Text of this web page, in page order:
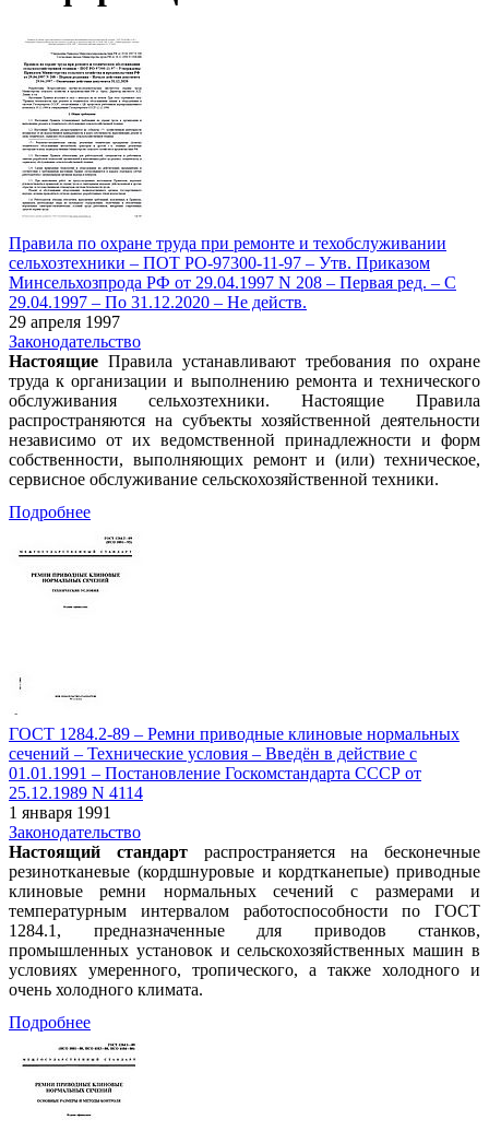
Правила по охране труда при ремонте и техобслуживании
сельхозтехники – ПОТ РО-97300-11-97 – Утв. Приказом
Минсельхозпрода РФ от 29.04.1997 N 208 – Первая ред. – С
29.04.1997 – По 31.12.2020 – Не действ.
29 апреля 1997
Законодательство
Настоящие Правила устанавливают требования по охране
труда к организации и выполнению ремонта и технического
обслуживания сельхозтехники. Настоящие Правила
распространяются на субъекты хозяйственной деятельности
независимо от их ведомственной принадлежности и форм
собственности, выполняющих ремонт и (или) техническое,
сервисное обслуживание сельскохозяйственной техники.
Подробнее
ГОСТ 1284.2-89 – Ремни приводные клиновые нормальных
сечений – Технические условия – Введён в действие c
01.01.1991 – Постановление Госкомстандарта СССР от
25.12.1989 N 4114
1 января 1991
Законодательство
Настоящий стандартраспространяется на бесконечные
резинотканевые (кордшнуровые и кордтканепые) приводные
клиновые ремни нормальных сечений с размерами и
температурным интервалом работоспособности по ГОСТ
1284.1, предназначенные для приводов станков,
промышленных установок и сельскохозяйственных машин в
условиях умеренного, тропического, а также холодного и
очень холодного климата.
Подробнее